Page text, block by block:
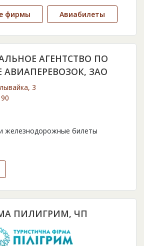
фирмы Авиабилеты
АГЕНТСТВО ПО
АВИАПЕРЕВОЗОК, ЗАО
3
железнодорожные билеты
ПИЛИГРИМ, ЧП